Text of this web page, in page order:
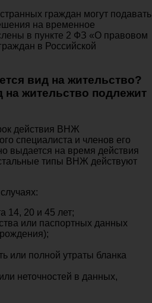
граждан могут подавать
на временное
в пункте 2 ФЗ «О правовом
в Российской
вид на жительство?
на жительство подлежит
действия ВНЖ
специалиста и членов его
выдается на время действия
типы ВНЖ действуют
14, 20 и 45 лет;
или паспортных данных
или полной утраты бланка
неточностей в данных,